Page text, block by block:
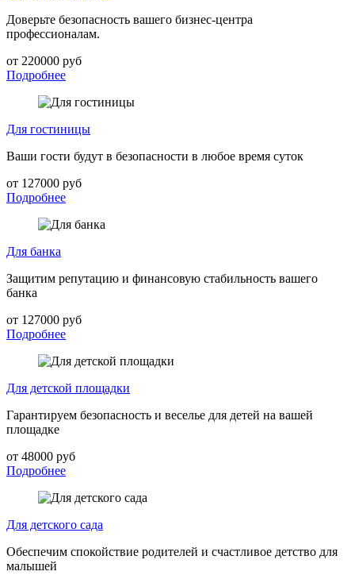
Доверьте безопасность вашего бизнес-центра
профессионалам.
от 220000 руб
Подробнее
Для гостиницы
Ваши гости будут в безопасности в любое время суток
от 127000 руб
Подробнее
Для банка
Защитим репутацию и финансовую стабильность вашего
банка
от 127000 руб
Подробнее
Для детской площадки
Гарантируем безопасность и веселье для детей на вашей
площадке
от 48000 руб
Подробнее
Для детского сада
Обеспечим спокойствие родителей и счастливое детство для
малышей